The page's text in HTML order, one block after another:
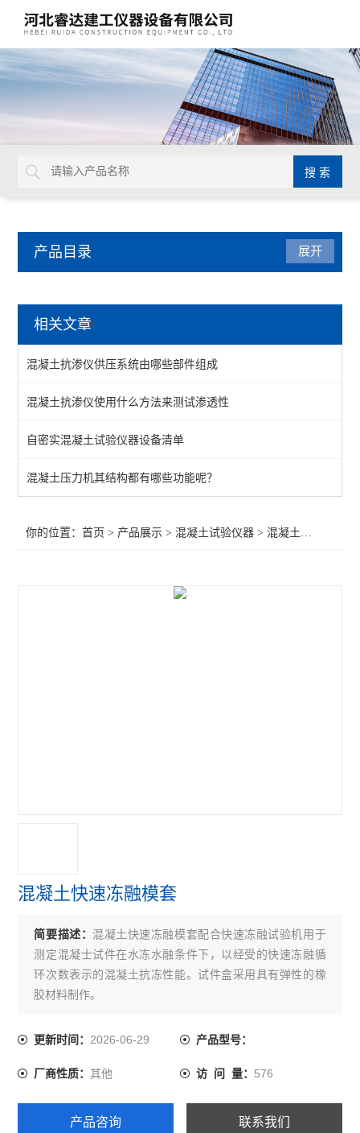
产品目录
混凝土养护架
混凝土贯入强度检测仪
混凝土动弹仪
低温冻融试验机
混凝土绝热温升测定仪
混凝土早期抗干裂试验装置
混凝土硫酸盐干湿循环机
塑性混凝土渗透系数测定仪
混凝土弹性模量测定仪
混凝土含气量测定仪
展开
相关文章
混凝土抗渗仪供压系统由哪些部件组成
混凝土抗渗仪使用什么方法来测试渗透性
自密实混凝土试验仪器设备清单
混凝土压力机其结构都有哪些功能呢？
你的位置：首页 > 产品展示 > 混凝土试验仪器 > 混凝土试验仪器
混凝土快速冻融模套
简要描述： 混凝土快速冻融模套配合快速冻融试验机用于
测定混凝士试件在水冻水融条件下，以经受的快速冻融循
环次数表示的混凝土抗冻性能。试件盒采用具有弹性的橡
胶材料制作。
更新时间：2026-06-29 产品型号：
厂商性质：其他 访 问 量： 576
产品咨询 联系我们